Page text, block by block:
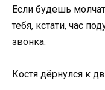
Если будешь
тебя, кстати, час
звонка.
Костя дёрнулся к